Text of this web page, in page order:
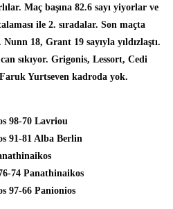
Maç başına 82.6 sayı yiyorlar ve
ile 2. sıradalar. Son maçta
18, Grant 19 sayıyla yıldızlaştı.
sıkıyor. Grigonis, Lessort, Cedi
Yurtseven kadroda yok.
98-70 Lavriou
91-81 Alba Berlin
74 Panathinaikos
97-66 Panionios